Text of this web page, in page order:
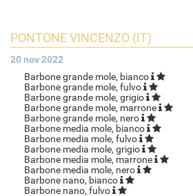
PONTONE VINCENZO (IT)
20 nov 2022
Barbone grande mole, bianco
Barbone grande mole, fulvo
Barbone grande mole, grigio
Barbone grande mole, marrone
Barbone grande mole, nero
Barbone media mole, bianco
Barbone media mole, fulvo
Barbone media mole, grigio
Barbone media mole, marrone
Barbone media mole, nero
Barbone nano, bianco
Barbone nano, fulvo